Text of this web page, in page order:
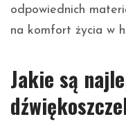
odpowiednich
na komfort życia w
Jakie są